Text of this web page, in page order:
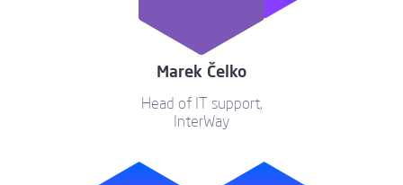
Marek Čelko
Head of IT support,
InterWay